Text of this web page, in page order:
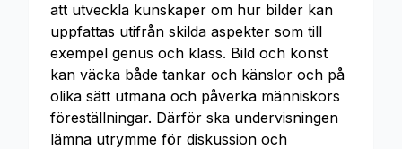
att utveckla kunskaper om hur bilder kan
uppfattas utifrån skilda aspekter som till
exempel genus och klass. Bild och konst
kan väcka både tankar och känslor och på
olika sätt utmana och påverka människors
föreställningar. Därför ska undervisningen
lämna utrymme för diskussion och